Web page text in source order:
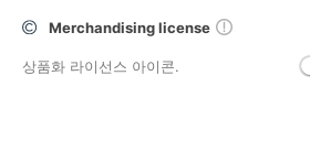
Merchandising license
상품화 라이선스 아이콘.